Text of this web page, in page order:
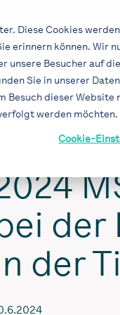
Diese Cookies
erinnern können.
unsere Besucher auf
Sie in unserer
Besuch dieser
werden möchten.
Cookie-
der
der